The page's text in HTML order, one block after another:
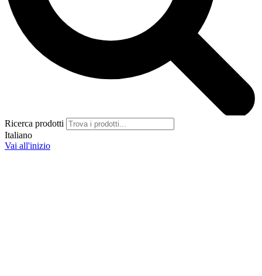
Ricerca prodotti
Italiano
Vai all'inizio